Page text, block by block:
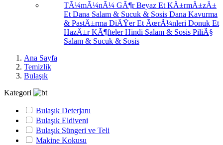
TÃ¼mÃ¼nÃ¼ GÃ¶rBeyaz Et KÄ±rmÄ±zÄ±
Et Dana Salam & Sucuk & Sosis Dana Kavurma
& PastÄ±rma DiÄŸer Et ÃœrÃ¼nleri Donuk Et
HazÄ±r KÃ¶ftelerHindi Salam & Sosis PiliÃ§
Salam & Sucuk & Sosis
Ana Sayfa
Temizlik
Bulaşık
Kategori
Bulaşık Deterjanı
Bulaşık Eldiveni
Bulaşık Süngeri ve Teli
Makine Kokusu